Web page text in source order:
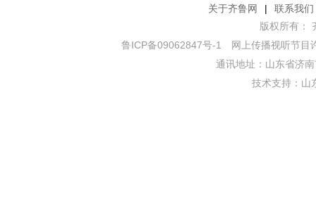
关于齐鲁网 |
联系我们
版权所有：
鲁ICP备09062847号-1
网上传播视听节目
通讯地址：山东省济
技术支持： 山